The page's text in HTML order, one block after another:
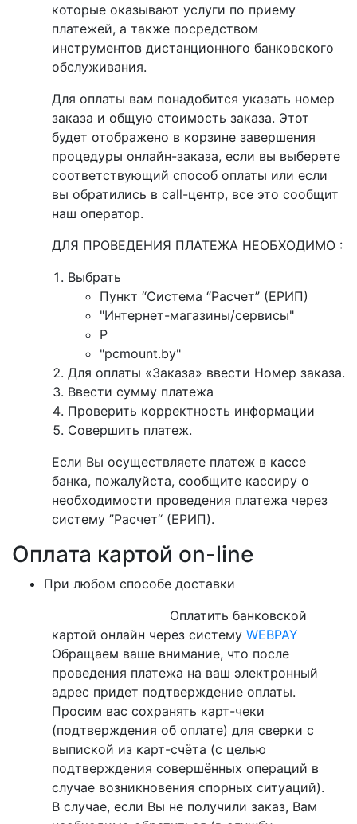
которые оказывают услуги по приему
платежей, а также посредством
инструментов дистанционного банковского
обслуживания.
Для оплаты вам понадобится указать номер
заказа и общую стоимость заказа. Этот
будет отображено в корзине завершения
процедуры онлайн-заказа, если вы выберете
соответствующий способ оплаты или если
вы обратились в call-центр, все это сообщит
наш оператор.
ДЛЯ ПРОВЕДЕНИЯ ПЛАТЕЖА НЕОБХОДИМО :
Выбрать
Пункт “Система “Расчет” (ЕРИП)
"Интернет-магазины/сервисы"
P
"pcmount.by"
Для оплаты «Заказа» ввести Номер заказа.
Ввести сумму платежа
Проверить корректность информации
Совершить платеж.
Если Вы осуществляете платеж в кассе
банка, пожалуйста, сообщите кассиру о
необходимости проведения платежа через
систему ”Расчет“ (ЕРИП).
Оплата картой on-line
При любом способе доставки
Оплатить банковской
картой онлайн через систему WEBPAY
Обращаем ваше внимание, что после
проведения платежа на ваш электронный
адрес придет подтверждение оплаты.
Просим вас сохранять карт-чеки
(подтверждения об оплате) для сверки с
выпиской из карт-счёта (с целью
подтверждения совершённых операций в
случае возникновения спорных ситуаций).
В случае, если Вы не получили заказ, Вам